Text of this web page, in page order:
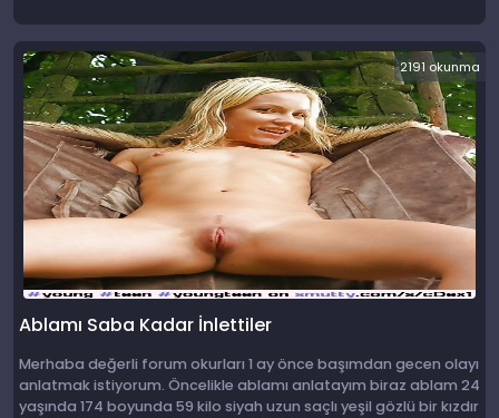
2191 okunma
Ablamı Saba Kadar İnlettiler
Merhaba değerli forum okurları 1 ay önce başımdan gecen olayı
anlatmak istiyorum. Öncelikle ablamı anlatayım biraz ablam 24
yaşında 174 boyunda 59 kilo siyah uzun saçlı yeşil gözlü bir kızdır